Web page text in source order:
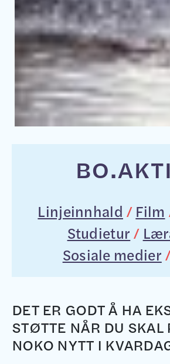
BO.
Linjeinnhald / Film
Studietur /
Sosiale medier
DET ER GODT Å HA
STØTTE NÅR DU SKAL
NOKO NYTT I